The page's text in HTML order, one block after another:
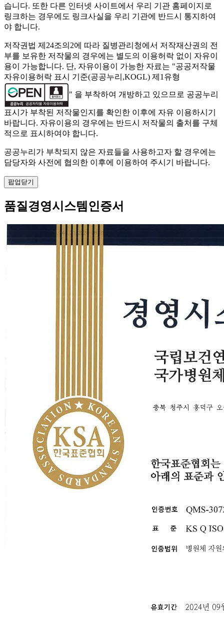
습니다. 또한 다른 인터넷 사이트에서 우리 기관 홈페이지로
링크하는 경우에도 링크사실을 우리 기관에 반드시 통지하여
야 합니다.
저작권법 제24조의2에 따라 질병관리청에서 저작재산권의 전
부를 보유한 저작물의 경우에는 별도의 이용허락 없이 자유이
용이 가능합니다. 단, 자유이용이 가능한 자료는 "공공저작물
자유이용허락 표시 기준(공공누리,KOGL) 제1유형
" 을 부착하여 개방하고 있으므로 공공누리
표시가 부착된 저작물인지를 확인한 이후에 자유 이용하시기
바랍니다. 자유이용의 경우에는 반드시 저작물의 출처를 구체
적으로 표시하여야 합니다.
공공누리가 부착되지 않은 자료들을 사용하고자 할 경우에는
담당자와 사전에 협의한 이후에 이용하여 주시기 바랍니다.
팝업닫기
품질경영시스템인증서